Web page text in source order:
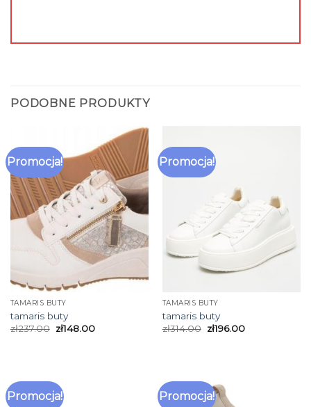
PODOBNE PRODUKTY
Promocja!
TAMARIS BUTY
tamaris buty
zł237.00 zł148.00
Promocja!
TAMARIS BUTY
tamaris buty
zł314.00 zł196.00
Promocja! Promocja!